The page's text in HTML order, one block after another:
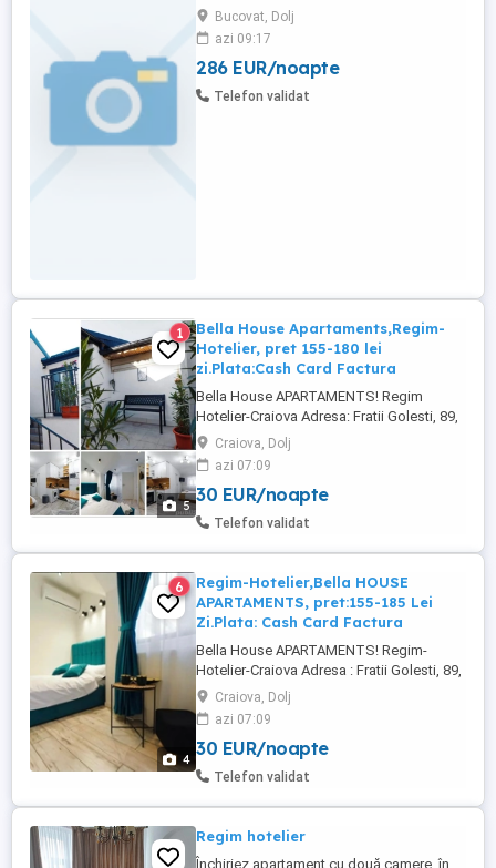
capacitate de 16-20 de persoane Inclus in
tarif Acces la Foișor(închis si incalzit)
Acces la Bucătărie si Gratar Proțap
Grădină de vară Luni - Vineri 1200 lei 10
persoane Vineri -Duminica 1500 lei 10
Bucovat, Dolj
azi 09:17
286 EUR/noapte
Telefon validat
5
1
Bella House Apartaments,Regim-
Hotelier, pret 155-180 lei
zi.Plata:Cash Card Factura
Bella House APARTAMENTS! Regim
Hotelier-Craiova Adresa: Fratii Golesti, 89,
Craiova Plata: Cash Card (oferim factură
bon fiscal). Pret: 155 -185 Lei Zi (se
negociază în funcție de durata cazării). La
Bella House Apartaments, ne dorim să vă
oferim o experiență de #cazare de neuitat,
Craiova, Dolj
azi 07:09
30 EUR/noapte
Telefon validat
4
6
Regim-Hotelier,Bella HOUSE
APARTAMENTS, pret:155-185 Lei
Zi.Plata: Cash Card Factura
Bella House APARTAMENTS! Regim-
Hotelier-Craiova Adresa : Fratii Golesti, 89,
Craiova Plata: Cash Card (oferim factură
bon fiscal). Pret : 155 - 185 Lei Zi (se
negociază în funcție de durata cazării). La
Bella House Apartaments, ne dorim să vă
oferim o experiență de #cazare de neuitat,
Craiova, Dolj
azi 07:09
30 EUR/noapte
Telefon validat
Regim hotelier
Închiriez apartament cu două camere, în